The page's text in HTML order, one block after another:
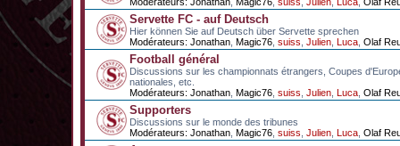
Servette FC - auf Deutsch
Hier können Sie auf Deutsch über Servette sprechen
Modérateurs: Jonathan Magic76 suiss Julien Luca Olaf
Football général
Discussions sur les championnats étrangers, Coupes
nationales, etc.
Modérateurs: Jonathan Magic76 suiss Julien Luca Olaf
Supporters
Discussions sur le monde des tribunes
Modérateurs: Jonathan Magic76 suiss Julien Luca Olaf